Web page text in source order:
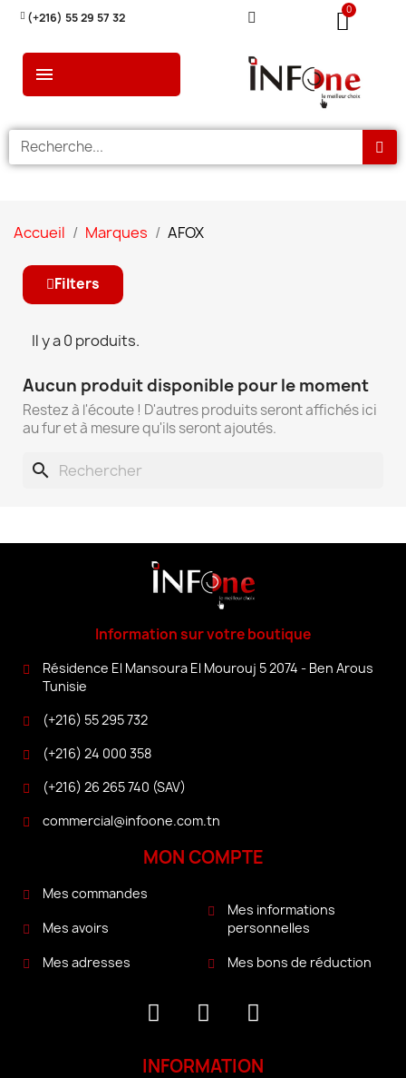
(+216) 55 29 57 32
Accueil Marques AFOX
Filters
Il y a 0 produits.
Aucun produit disponible pour le moment
Restez à l'écoute ! D'autres produits seront affichés ici
au fur et à mesure qu'ils seront ajoutés.
search
Information sur votre boutique
Résidence El Mansoura El Mourouj 5 2074 - Ben Arous
Tunisie
(+216) 55 295 732
(+216) 24 000 358
(+216) 26 265 740 (SAV)
commercial@infoone.com.tn
MON COMPTE
Mes commandes
Mes avoirs
Mes adresses
Mes informations
personnelles
Mes bons de réduction
INFORMATION